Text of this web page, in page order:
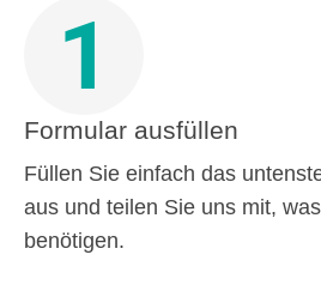
1
Formular ausfüllen
Füllen Sie einfach das
aus und teilen Sie uns mit,
benötigen.